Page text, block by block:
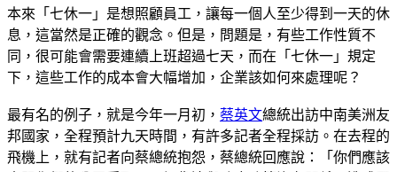
本來「七休一」是想照顧員工，讓每一個人至少得到一天的休
息，這當然是正確的觀念。但是，問題是，有些工作性質不
同，很可能會需要連續上班超過七天，而在「七休一」規定
下，這些工作的成本會大幅增加，企業該如何來處理呢？
最有名的例子，就是今年一月初， 蔡英文總統出訪中南美洲友
邦國家，全程預計九天時間，有許多記者全程採訪。在去程的
飛機上，就有記者向蔡總統抱怨，蔡總統回應說：「你們應該